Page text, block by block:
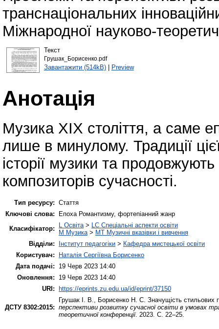
транснаціональних
Міжнародної науково-
Текст
Грушак_Борисенко.pdf
Завантажити (514kB)| Preview
Анотація
Музика ХІХ століття, а саме
лише в минулому. Традиції
історії музики та
композиторів сучасності.
Тип ресурсу: Стаття
Ключові слова:
Епоха Романтизму, фортепіанний жанр
Класифікатор:
L Освіта > LC Спеціальні аспекти освіти
M Музика > MT Музичні вказівки і вивчення
Відділи:
Інститут педагогіки > Кафедра мистецької освіти
Користувач:
Наталія Сергіївна Борисенко
Дата подачі:
19 Черв 2023 14:40
Оновлення:
19 Черв 2023 14:40
URI: https://eprints.zu.edu.ua/id/eprint/37150
ДСТУ 8302:2015:
Грушак І. В. Борисенко Н. С. Значущість стильових
перспективи розвитку сучасної освіти в умовах
теоретичної конференції. 2023. С. 22–25.